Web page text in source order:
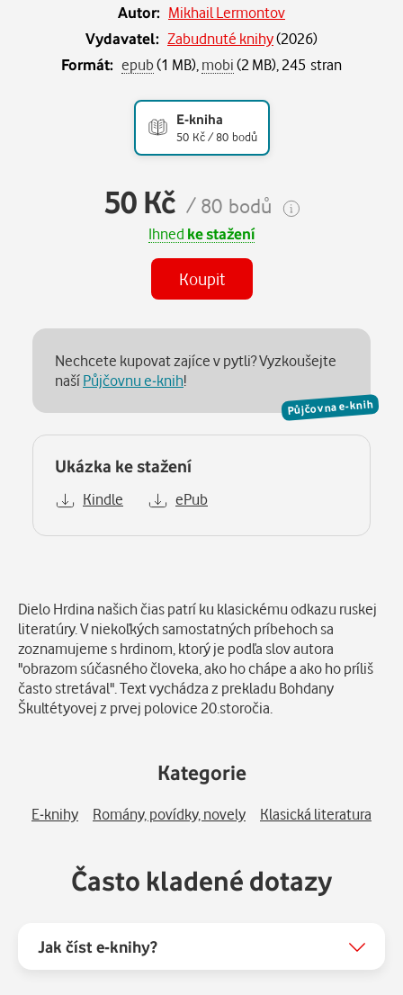
Autor: Mikhail Lermontov
Vydavatel: Zabudnuté knihy(2026)
Formát: epub(1 MB), mobi(2 MB), 245 stran
E-kniha
50 Kč / 80 bodů
50 Kč / 80 bodů
Ihned ke stažení
Koupit
Půjčovna e-knih
Nechcete kupovat zajíce v pytli? Vyzkoušejte
našíPůjčovnu e-knih!
Ukázka ke stažení
Kindle ePub
Dielo Hrdina našich čias patrí ku klasickému odkazu ruskej
literatúry. V niekoľkých samostatných príbehoch sa
zoznamujeme s hrdinom, ktorý je podľa slov autora
"obrazom súčasného človeka, ako ho chápe a ako ho príliš
často stretával". Text vychádza z prekladu Bohdany
Škultétyovej z prvej polovice 20.storočia.
Kategorie
E-knihy Romány, povídky, novely Klasická literatura
Často kladené dotazy
Jak číst e-knihy?